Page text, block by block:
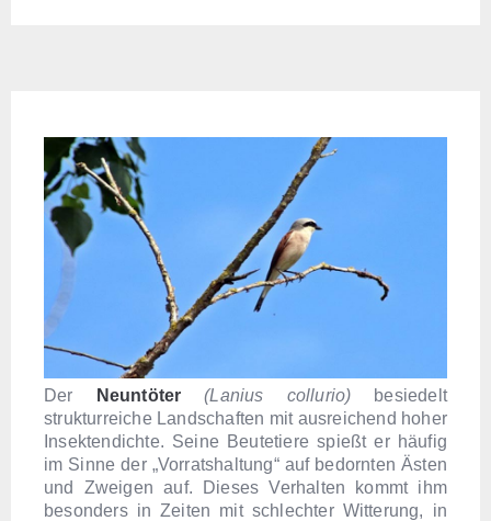
Der Neuntöter (Lanius collurio) besiedelt
strukturreiche Landschaften mit ausreichend hoher
Insektendichte. Seine Beutetiere spießt er häufig
im Sinne der „Vorratshaltung“ auf bedornten Ästen
und Zweigen auf. Dieses Verhalten kommt ihm
besonders in Zeiten mit schlechter Witterung, in